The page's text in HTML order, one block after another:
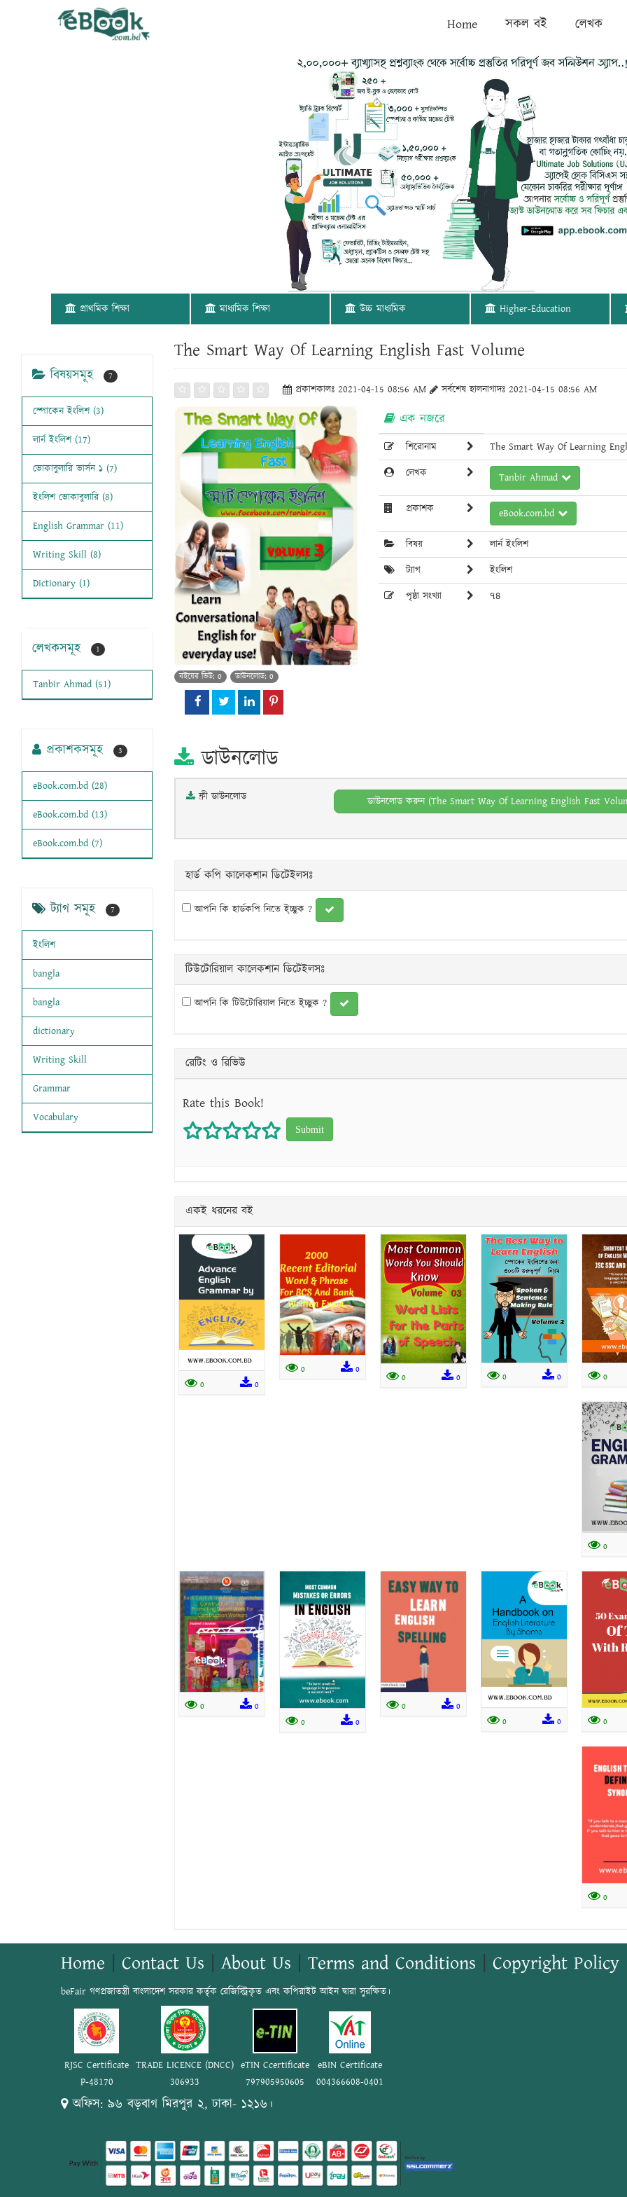
Home সকল বই লেখক
প্রাথমিক শিক্ষা মাধ্যমিক শিক্ষা উচ্চ মাধ্যমিক Higher-Education
The Smart Way Of Learning English Fast Volume
প্রকাশকালঃ 2021-04-15 08:56 AM সর্বশেষ হালনাগাদঃ 2021-04-15 08:56 AM
বইয়ের ভিউ: 0 ডাউনলোড: 0
এক নজরে
শিরোনাম
The Smart Way Of Learning
লেখক
Tanbir Ahmad
প্রকাশক eBook.com.bd
বিষয়
লার্ন ইংলিশ
ট্যাগ
ইংলিশ
পৃষ্ঠা সংখ্যা
৭৪
ডাউনলোড
ফ্রী ডাউনলোড ডাউনলোড করুন (The Smart Way Of Learning English Fast
হার্ড কপি কালেকশান ডিটেইলসঃ
আপনি কি হার্ডকপি নিতে ই্চ্ছুক ?
টিউটোরিয়াল কালেকশান ডিটেইলসঃ
আপনি কি টিউটোরিয়াল নিতে ই্চ্ছুক ?
রেটিং ও রিভিউ
Rate this Book!
5 stars
4 stars
3 stars
2 stars
1 star
একই ধরনের বই
0 0
0 0
0 0 0 0 0
0
0
0
0
0
0
0
0
0 0
0
বিষয়সমূহ 7
স্পোকেন ইংলিশ (3)
লার্ন ইংলিশ (17)
ভোকাবুলারি ভার্সন ১ (7)
ইংলিশ ভোকাবুলারি (8)
English Grammar (11)
Writing Skill (8)
Dictionary (1)
লেখকসমূহ 1
Tanbir Ahmad (51)
প্রকাশকসমূহ 3
eBook.com.bd (28)
eBook.com.bd (13)
eBook.com.bd (7)
ট্যাগ সমূহ 7
ইংলিশ
bangla
bangla
dictionary
Writing Skill
Grammar
Vocabulary
Home Contact Us About Us Terms and Conditions Copyright Policy
beFair গণপ্রজাতন্ত্রী বাংলাদেশ সরকার কর্তৃক রেজিস্ট্রিকৃত এবং কপিরাইট আইন দ্বারা সুরক্ষিত।
RJSC Certificate TRADE LICENCE (DNCC) eTIN Ccertificate eBIN Certificate
P-48170
306933 797905950605 004366608-0401
অফিস: ৯৬ বড়বাগ মিরপুর ২, ঢাকা- ১২১৬।